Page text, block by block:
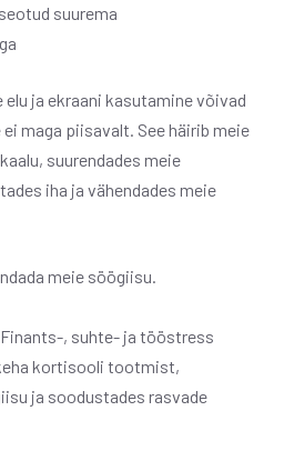
suurema
elu ja ekraani kasutamine võivad
maga piisavalt. See häirib meie
suurendades meie
iha ja vähendades meie
meie söögiisu.
, suhte- ja tööstress
kortisooli tootmist,
ja soodustades rasvade